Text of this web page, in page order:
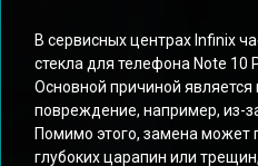
В сервисных центрах Infinix
стекла для телефона Note 10
Основной причиной является
повреждение, например, из-
Помимо этого, замена может
глубоких царапин или